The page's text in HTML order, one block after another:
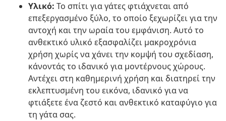
Υλικό: Το σπίτι για γάτες φτιάχνεται από
επεξεργασμένο ξύλο, το οποίο ξεχωρίζει για την
αντοχή και την ωραία του εμφάνιση. Αυτό το
ανθεκτικό υλικό εξασφαλίζει μακροχρόνια
χρήση χωρίς να χάνει την κομψή του σχεδίαση,
κάνοντάς το ιδανικό για μοντέρνους χώρους.
Αντέχει στη καθημερινή χρήση και διατηρεί την
εκλεπτυσμένη του εικόνα, ιδανικό για να
φτιάξετε ένα ζεστό και ανθεκτικό καταφύγιο για
τη γάτα σας.